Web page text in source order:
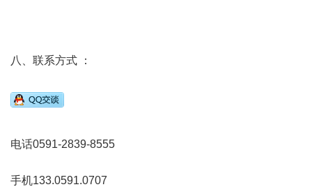
八、联系方式 ：
电话0591-2839-8555
手机133.0591.0707